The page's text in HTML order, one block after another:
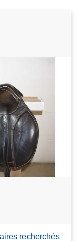
recherchés